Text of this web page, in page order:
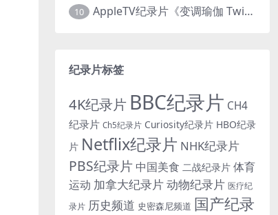
10 AppleTV纪录片《变调瑜伽 Twisted Yoga 2026》全3集 英语中英双字 无水印纯净版 1080P/MKV/10G 瑜伽大师背后的真相
纪录片标签
4K纪录片 BBC纪录片 CH4
纪录片 Ch5纪录片 Curiosity纪录片 HBO纪录
片 Netflix纪录片 NHK纪录片
PBS纪录片 中国美食 二战纪录片 体育
运动 加拿大纪录片动物纪录片 医疗纪
录片 历史频道 史密森尼频道 国产纪录